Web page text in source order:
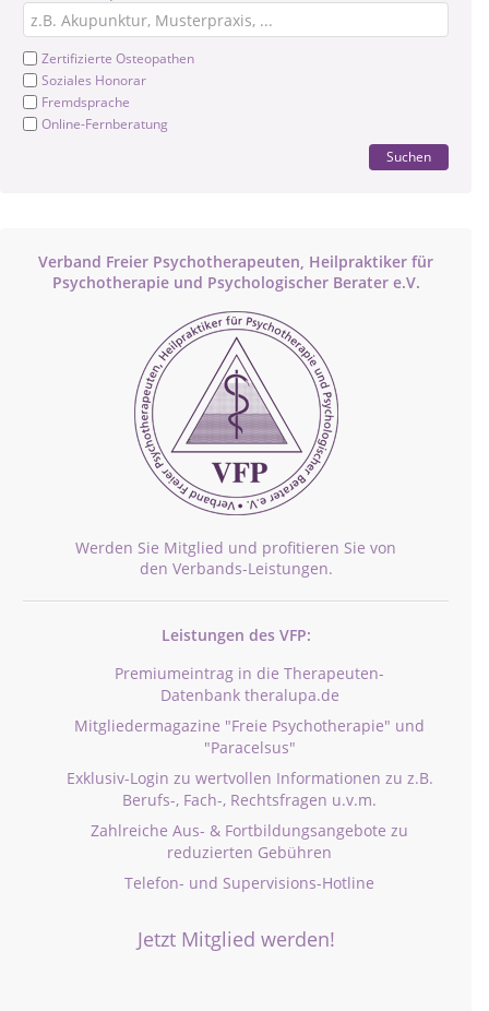
Zertifizierte Osteopathen
Soziales Honorar
Fremdsprache
Online-Fernberatung
Suchen
Verband Freier Psychotherapeuten, Heilpraktiker für
Psychotherapie und Psychologischer Berater e.V.
Werden Sie Mitglied und profitieren Sie von
den Verbands-Leistungen.
Leistungen des VFP:
Premiumeintrag in die Therapeuten-
Datenbank theralupa.de
Mitgliedermagazine "Freie Psychotherapie" und
"Paracelsus"
Exklusiv-Login zu wertvollen Informationen zu z.B.
Berufs-, Fach-, Rechtsfragen u.v.m.
Zahlreiche Aus- & Fortbildungsangebote zu
reduzierten Gebühren
Telefon- und Supervisions-Hotline
Jetzt Mitglied werden!